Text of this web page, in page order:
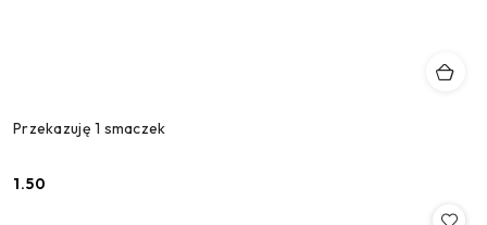
Przekazuję 1 smaczek
Cena:
1.50